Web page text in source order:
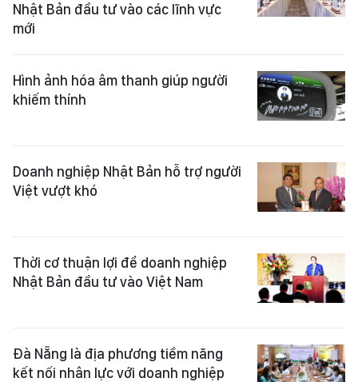
Nhật Bản đầu tư vào các lĩnh vực
mới
Hình ảnh hóa âm thanh giúp người
khiếm thính
Doanh nghiệp Nhật Bản hỗ trợ người
Việt vượt khó
Thời cơ thuận lợi để doanh nghiệp
Nhật Bản đầu tư vào Việt Nam
Đà Nẵng là địa phương tiềm năng
kết nối nhân lực với doanh nghiệp